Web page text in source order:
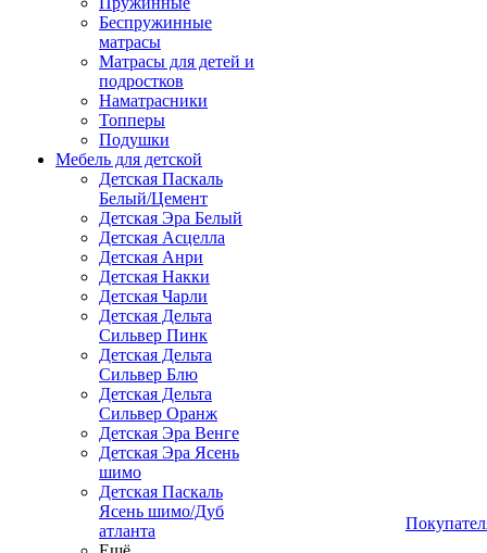
Беспружинные
матрасы
Матрасы для детей и
подростков
Наматрасники
Топперы
Подушки
Мебель для детской
Детская Паскаль
Белый/Цемент
Детская Эра Белый
Детская Асцелла
Детская Анри
Детская Накки
Детская Чарли
Детская Дельта
Сильвер Пинк
Детская Дельта
Сильвер Блю
Детская Дельта
Сильвер Оранж
Детская Эра Венге
Детская Эра Ясень
шимо
Детская Паскаль
Ясень шимо/Дуб
атланта